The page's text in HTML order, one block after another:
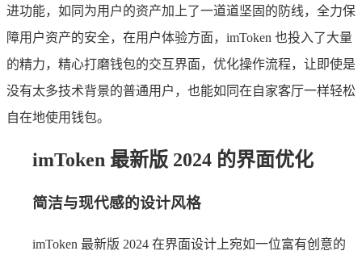
进功能，如同为用户的资产加上了一道道坚固的防线，全力保
障用户资产的安全，在用户体验方面，imToken 也投入了大量
的精力，精心打磨钱包的交互界面，优化操作流程，让即使是
没有太多技术背景的普通用户，也能如同在自家客厅一样轻松
自在地使用钱包。
imToken 最新版 2024 的界面优化
简洁与现代感的设计风格
imToken 最新版 2024 在界面设计上宛如一位富有创意的